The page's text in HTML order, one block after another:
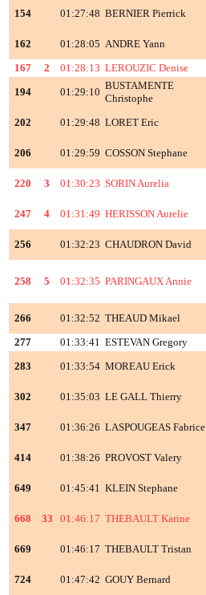
154 01:27:48 BERNIER Pierrick
162 01:28:05 ANDRE Yann
167
2 01:28:13 LEROUZIC Denise
194 01:29:10
BUSTAMENTE
Christophe
202 01:29:48 LORET Eric
206 01:29:59 COSSON Stephane
220 3 01:30:23 SORIN Aurelia
247 4 01:31:49 HERISSON Aurelie
256 01:32:23 CHAUDRON David
258 5 01:32:35 PARINGAUX Annie
266 01:32:52 THEAUD Mikael
277
01:33:41 ESTEVAN Gregory
283 01:33:54 MOREAU Erick
302 01:35:03 LE GALL Thierry
347 01:36:26 LASPOUGEAS Fabrice
414 01:38:26 PROVOST Valery
649 01:45:41 KLEIN Stephane
668 33 01:46:17 THEBAULT Karine
669 01:46:17 THEBAULT Tristan
724 01:47:42 GOUY Bernard